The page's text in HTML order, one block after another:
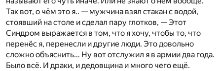
Так вот, о чём это я.. — мужчина взял стакан с водой,
стоявший на столе и сделал пару глотков, — Этот
Синдром выражается в том, что я хочу, чтобы то, что
перенёс я, перенесли и другие люди. Это довольно
сложно объяснить… Ну вот отслужил я в армии два года.
Было всё. И драки, и дедовщина и много чего ещё.